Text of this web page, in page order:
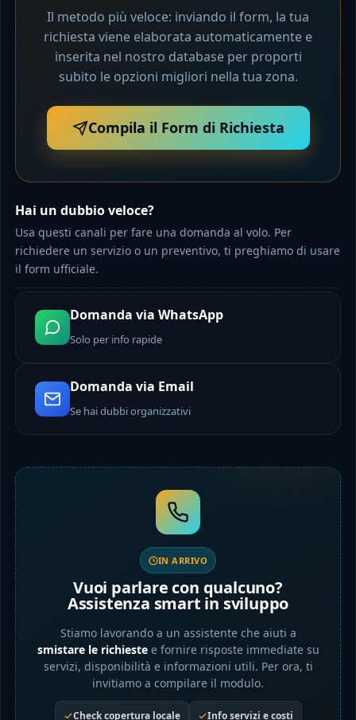
Il metodo più veloce: inviando il form, la tua
richiesta viene elaborata automaticamente e
inserita nel nostro database per proporti
subito le opzioni migliori nella tua zona.
Compila il Form di Richiesta
Hai un dubbio veloce?
Usa questi canali per fare una domanda al volo. Per
richiedere un servizio o un preventivo, ti preghiamo di usare
il form ufficiale.
Domanda via WhatsApp
Solo per info rapide
Domanda via Email
Se hai dubbi organizzativi
IN ARRIVO
Vuoi parlare con qualcuno?
Assistenza smart in sviluppo
Stiamo lavorando a un assistente che aiuti a
smistare le richiestee fornire risposte immediate su
servizi, disponibilità e informazioni utili. Per ora, ti
invitiamo a compilare il modulo.
Check copertura locale Info servizi e costi